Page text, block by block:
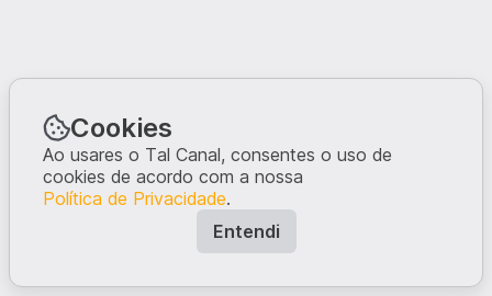
Cookies
Ao usares o Tal Canal, consentes o uso de
cookies de acordo com a nossa
Política de Privacidade.
Entendi